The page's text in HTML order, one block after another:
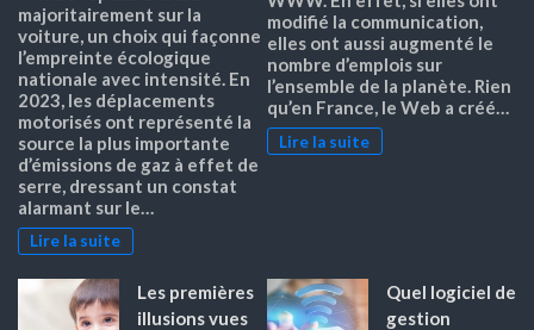
majoritairement sur la
voiture, un choix qui façonne
l’empreinte écologique
nationale avec intensité. En
2023, les déplacements
motorisés ont représenté la
source la plus importante
d’émissions de gaz à effet de
serre, dressant un constat
alarmant sur le…
Lire la suite
modifié la communication,
elles ont aussi augmenté le
nombre d’emplois sur
l’ensemble de la planète. Rien
qu’en France, le Web a créé…
Lire la suite
Les premières
illusions vues
Quel logiciel de
gestion